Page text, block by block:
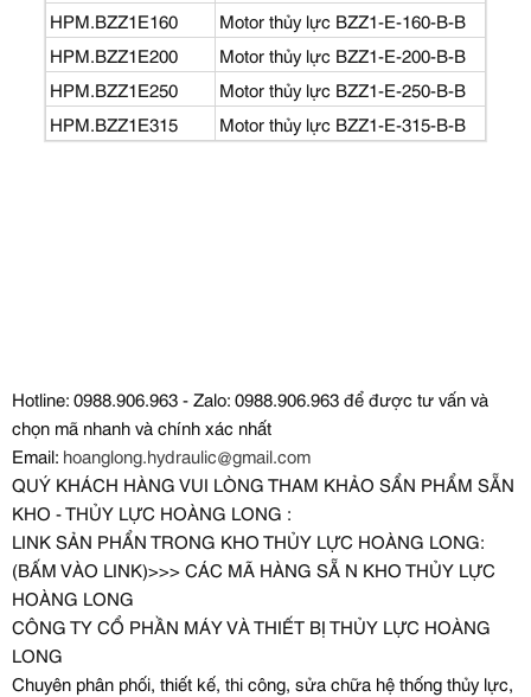
HPM.BZZ1E160
Motor thủy lực BZZ1-E-160-B-B
HPM.BZZ1E200
Motor thủy lực BZZ1-E-200-B-B
HPM.BZZ1E250
Motor thủy lực BZZ1-E-250-B-B
HPM.BZZ1E315
Motor thủy lực BZZ1-E-315-B-B
Hotline: 0988.906.963 - Zalo: 0988.906.963 để được tư vấn và
chọn mã nhanh và chính xác nhất
Email: hoanglong.hydraulic@gmail.com
QUÝ KHÁCH HÀNG VUI LÒNG THAM KHẢO SẨN PHẨM SẴN
KHO - THỦY LỰC HOÀNG LONG :
LINK SẢN PHẨN TRONG KHO THỦY LỰC HOÀNG LONG:
(BẤM VÀO LINK)>>> CÁC MÃ HÀNG SẴ N KHO THỦY LỰC
HOÀNG LONG
CÔNG TY CỔ PHẦN MÁY VÀ THIẾT BỊ THỦY LỰC HOÀNG
LONG
Chuyên phân phối, thiết kế, thi công, sửa chữa hệ thống thủy lực,